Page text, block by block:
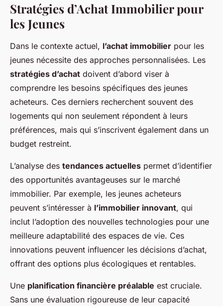
Stratégies d’Achat Immobilier pour
les Jeunes
Dans le contexte actuel, l’achat immobilier pour les
jeunes nécessite des approches personnalisées. Les
stratégies d’achat doivent d’abord viser à
comprendre les besoins spécifiques des jeunes
acheteurs. Ces derniers recherchent souvent des
logements qui non seulement répondent à leurs
préférences, mais qui s’inscrivent également dans un
budget restreint.
L’analyse des tendances actuelles permet d’identifier
des opportunités avantageuses sur le marché
immobilier. Par exemple, les jeunes acheteurs
peuvent s’intéresser à l’immobilier innovant, qui
inclut l’adoption des nouvelles technologies pour une
meilleure adaptabilité des espaces de vie. Ces
innovations peuvent influencer les décisions d’achat,
offrant des options plus écologiques et rentables.
Une planification financière préalable est cruciale.
Sans une évaluation rigoureuse de leur capacité